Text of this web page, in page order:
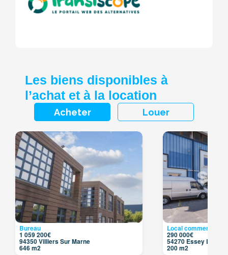
Les biens disponibles à
l’achat et à la location
Acheter Louer
Bureau
1 059 200€
94350 Villiers Sur Marne
646 m2
Local commercial
290 000€
54270 Essey Les
200 m2